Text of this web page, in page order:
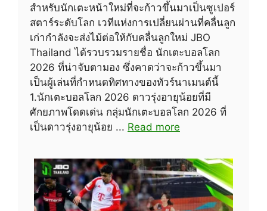
สำหรับนักเตะหน้าใหม่ที่จะก้าวขึ้นมาเป็นซูเปอร์
สตาร์ระดับโลก เวทีแห่งการเปลี่ยนผ่านที่คลื่นลูก
เก่ากำลังจะส่งไม้ต่อให้กับคลื่นลูกใหม่ JBO
Thailand ได้รวบรวมรายชื่อ นักเตะบอลโลก
2026 ที่น่าจับตามอง ซึ่งคาดว่าจะก้าวขึ้นมา
เป็นผู้เล่นที่กำหนดทิศทางของทัวร์นาเมนต์นี้
1.นักเตะบอลโลก 2026 ดาวรุ่งอายุน้อยที่มี
ศักยภาพโดดเด่น กลุ่มนักเตะบอลโลก 2026 ที่
เป็นดาวรุ่งอายุน้อย ... Read more